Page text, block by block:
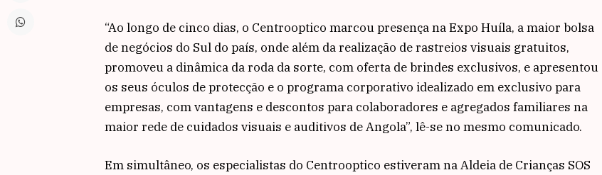
“Ao longo de cinco dias, o Centrooptico marcou presença na Expo Huíla, a maior bolsa
de negócios do Sul do país, onde além da realização de rastreios visuais gratuitos,
promoveu a dinâmica da roda da sorte, com oferta de brindes exclusivos, e apresentou
os seus óculos de protecção e o programa corporativo idealizado em exclusivo para
empresas, com vantagens e descontos para colaboradores e agregados familiares na
maior rede de cuidados visuais e auditivos de Angola”, lê-se no mesmo comunicado.
Em simultâneo, os especialistas do Centrooptico estiveram na Aldeia de Crianças SOS